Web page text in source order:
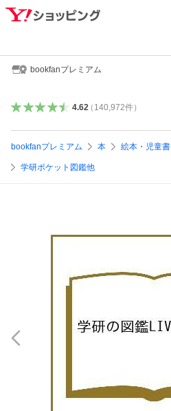
bookfanプレミアム
4.62（ 140,972件）
bookfanプレミアム 本 絵本・児童書
学研ポケット図鑑他